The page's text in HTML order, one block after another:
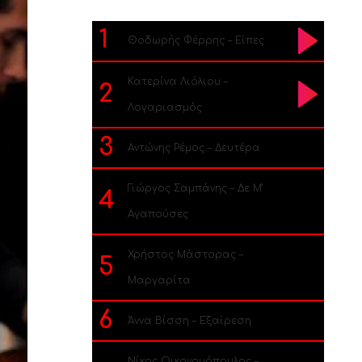
1 Θοδωρής Φέρρης – Είπες
2 Κατερίνα Λιόλιου –
Λογαριασμός
3 Αντώνης Ρέμος – Δευτέρα
4 Γιώργος Σαμπάνης – Δε Μ’
Αγαπούσες
5 Χρήστος Μάστορας –
Μαργαρίτα
6 Άννα Βίσση – Εξαίρεση